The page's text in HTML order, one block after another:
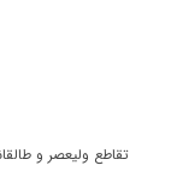
تقاطع ولیعصر و